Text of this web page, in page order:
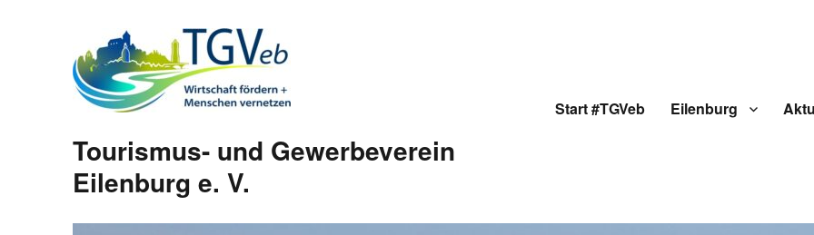
Tourismus- und Gewerbeverein
Eilenburg e. V.
Start #TGVeb Eilenburg